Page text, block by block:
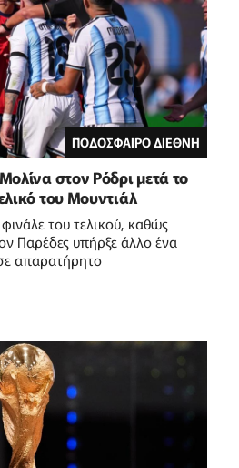
ΠΟΔΟΣΦΑΙΡΟ ΔΙΕΘΝΗ
στον Ρόδρι μετά το
του Μουντιάλ
του τελικού, καθώς
Παρέδες υπήρξε άλλο ένα
απαρατήρητο